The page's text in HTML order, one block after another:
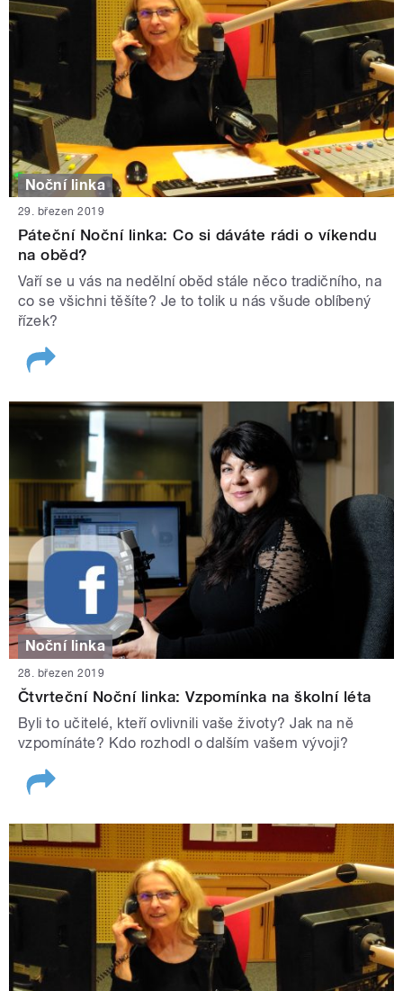
Noční linka
29. březen 2019
Páteční Noční linka: Co si dáváte rádi o víkendu
na oběd?
Vaří se u vás na nedělní oběd stále něco tradičního, na
co se všichni těšíte? Je to tolik u nás všude oblíbený
řízek?
Noční linka
28. březen 2019
Čtvrteční Noční linka: Vzpomínka na školní léta
Byli to učitelé, kteří ovlivnili vaše životy? Jak na ně
vzpomínáte? Kdo rozhodl o dalším vašem vývoji?